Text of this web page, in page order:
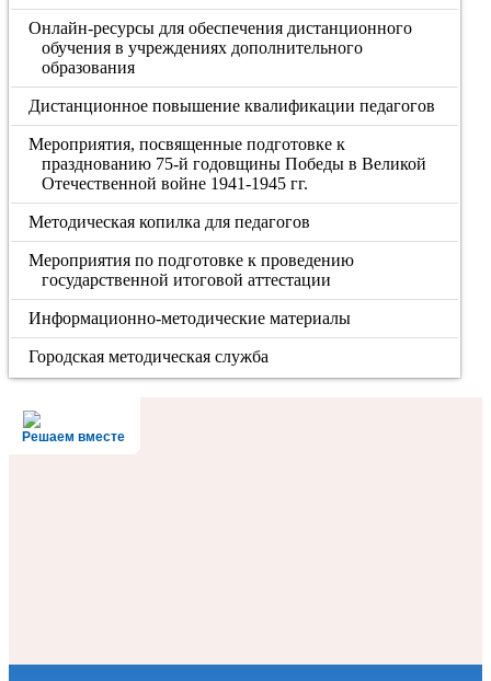
Онлайн-ресурсы для обеспечения дистанционного
обучения в учреждениях дополнительного
образования
Дистанционное повышение квалификации педагогов
Мероприятия, посвященные подготовке к
празднованию 75-й годовщины Победы в Великой
Отечественной войне 1941-1945 гг.
Методическая копилка для педагогов
Мероприятия по подготовке к проведению
государственной итоговой аттестации
Информационно-методические материалы
Городская методическая служба
Решаем вместе